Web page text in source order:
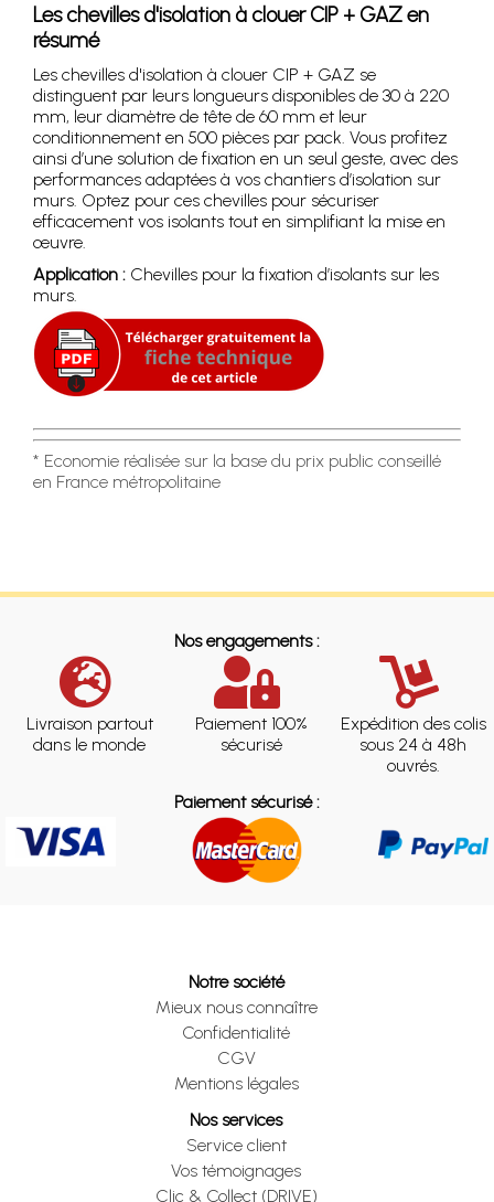
Les chevilles d'isolation à clouer CIP + GAZ en
résumé
Les chevilles d'isolation à clouer CIP + GAZ se
distinguent par leurs longueurs disponibles de 30 à 220
mm, leur diamètre de tête de 60 mm et leur
conditionnement en 500 pièces par pack. Vous profitez
ainsi d’une solution de fixation en un seul geste, avec des
performances adaptées à vos chantiers d’isolation sur
murs. Optez pour ces chevilles pour sécuriser
efficacement vos isolants tout en simplifiant la mise en
œuvre.
Application : Chevilles pour la fixation d’isolants sur les
murs.
* Economie réalisée sur la base du prix public conseillé
en France métropolitaine
Nos engagements :
Livraison partout
dans le monde
Paiement 100%
sécurisé
Expédition des colis
sous 24 à 48h
ouvrés.
Paiement sécurisé :
Notre société
Mieux nous connaître
Confidentialité
CGV
Mentions légales
Nos services
Service client
Vos témoignages
Clic & Collect (DRIVE)